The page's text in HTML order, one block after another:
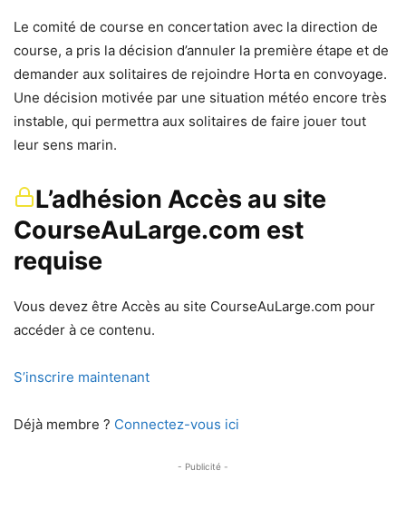
Le comité de course en concertation avec la direction de
course, a pris la décision d’annuler la première étape et de
demander aux solitaires de rejoindre Horta en convoyage.
Une décision motivée par une situation météo encore très
instable, qui permettra aux solitaires de faire jouer tout
leur sens marin.
L’adhésion Accès au site
CourseAuLarge.com est
requise
Vous devez être Accès au site CourseAuLarge.com pour
accéder à ce contenu.
S’inscrire maintenant
Déjà membre ? Connectez-vous ici
- Publicité -